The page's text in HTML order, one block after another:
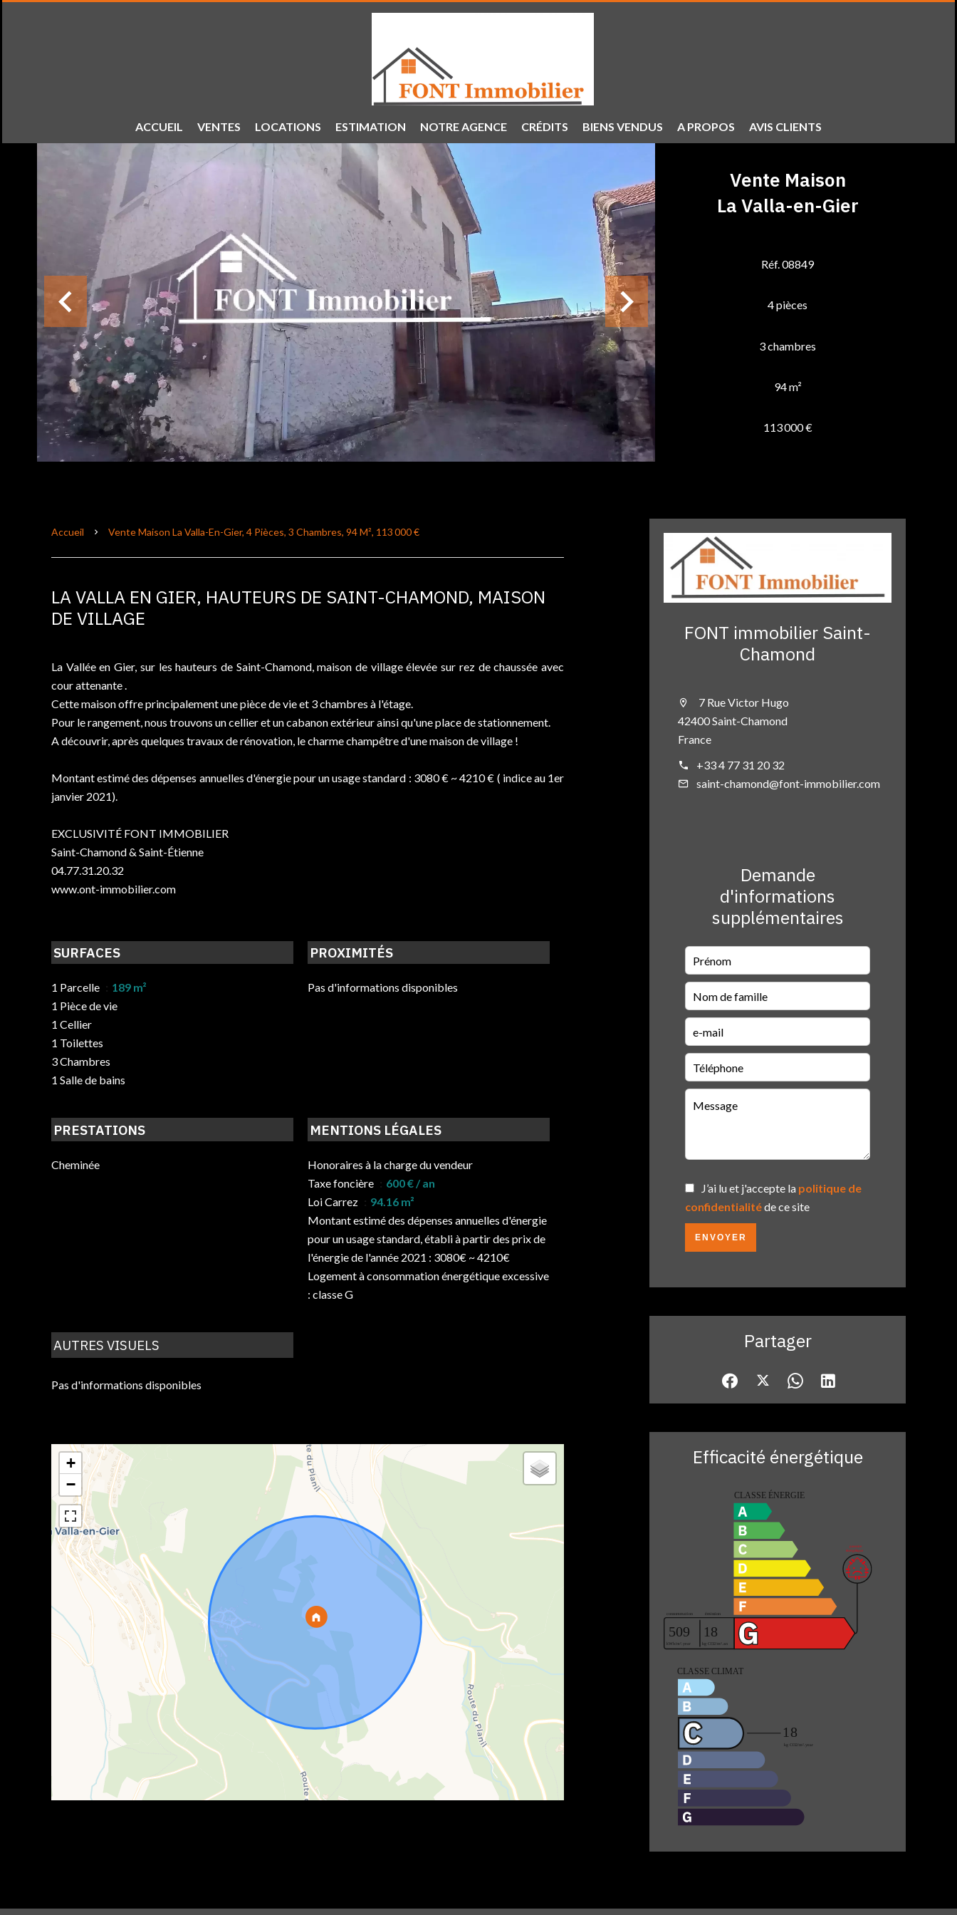
ACCUEIL VENTES LOCATIONS ESTIMATION NOTRE AGENCE CRÉDITS BIENS VENDUS A PROPOS AVIS CLIENTS
Vente Maison
La Valla-en-Gier
Réf. 08849
4 pièces
3 chambres
94 m²
113 000 €
Accueil Vente Maison La Valla-En-Gier, 4 Pièces, 3 Chambres, 94 M², 113 000 €
LA VALLA EN GIER, HAUTEURS DE SAINT-CHAMOND, MAISON
DE VILLAGE
La Vallée en Gier, sur les hauteurs de Saint-Chamond, maison de village élevée sur rez de chaussée avec
cour attenante .
Cette maison offre principalement une pièce de vie et 3 chambres à l'étage.
Pour le rangement, nous trouvons un cellier et un cabanon extérieur ainsi qu'une place de stationnement.
A découvrir, après quelques travaux de rénovation, le charme champêtre d'une maison de village !
Montant estimé des dépenses annuelles d'énergie pour un usage standard : 3080 € ~ 4210 € ( indice au 1er
janvier 2021).
EXCLUSIVITÉ FONT IMMOBILIER
Saint-Chamond & Saint-Étienne
04.77.31.20.32
www.ont-immobilier.com
SURFACES
1 Parcelle
189 m²
1 Pièce de vie
1 Cellier
1 Toilettes
3 Chambres
1 Salle de bains
PROXIMITÉS
Pas d'informations disponibles
PRESTATIONS
Cheminée
MENTIONS LÉGALES
Honoraires à la charge du vendeur
Taxe foncière
600 € / an
Loi Carrez
94.16 m²
Montant estimé des dépenses annuelles d'énergie
pour un usage standard, établi à partir des prix de
l'énergie de l'année 2021 : 3080€ ~ 4210€
Logement à consommation énergétique excessive
: classe G
AUTRES VISUELS
Pas d'informations disponibles
+
−
FONT immobilier Saint-
Chamond
7 Rue Victor Hugo
42400 Saint-Chamond
France
+33 4 77 31 20 32
saint-chamond@font-immobilier.com
Demande
d'informations
supplémentaires
J’ai lu et j'accepte la politique de
confidentialitéde ce site
ENVOYER
Partager
Efficacité énergétique